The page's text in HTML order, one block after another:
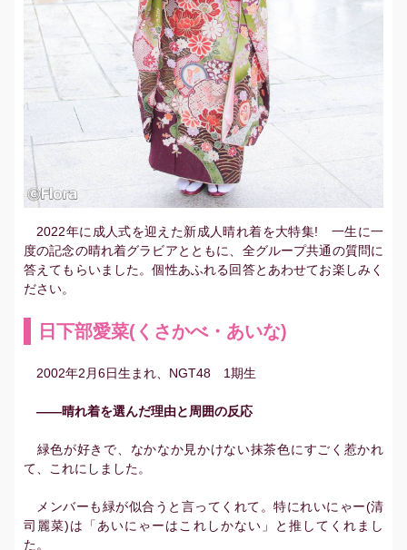
2022年に成人式を迎えた新成人晴れ着を大特集! 一生に一
度の記念の晴れ着グラビアとともに、全グループ共通の質問に
答えてもらいました。個性あふれる回答とあわせてお楽しみく
ださい。
日下部愛菜(くさかべ・あいな)
2002年2月6日生まれ、NGT48 1期生
――晴れ着を選んだ理由と周囲の反応
緑色が好きで、なかなか見かけない抹茶色にすごく惹かれ
て、これにしました。
メンバーも緑が似合うと言ってくれて。特にれいにゃー(清
司麗菜)は「あいにゃーはこれしかない」と推してくれまし
た。